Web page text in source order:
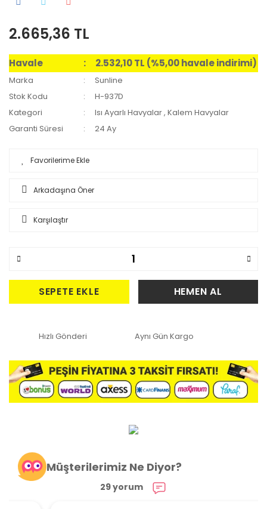
2.665,36 TL
Havale 2.532,10 TL (%5,00 havale indirimi)
Marka
Sunline
Stok Kodu
H-937D
Kategori
Isı Ayarlı Havyalar,Kalem Havyalar
Garanti Süresi
24 Ay
Arkadaşına Öner
Karşılaştır
SEPETE EKLE HEMEN AL
Hızlı Gönderi Aynı Gün Kargo
Müşterilerimiz Ne Diyor?
29 yorum